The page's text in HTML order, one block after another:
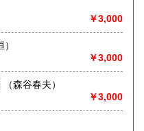
￥3,000
恒）
￥3,000
ORANGE BACKS 棟梁の知恵袋 （森谷春夫）
￥3,000